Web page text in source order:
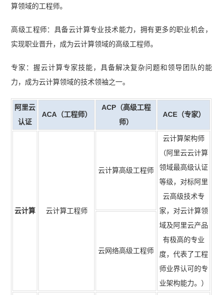
算领域的工程师。
高级工程师：具备云计算专业技术能力，拥有更多的职业机会，
实现职业晋升，成为云计算领域的高级工程师。
专家：握云计算专家技能，具备解决复杂问题和领导团队的能
力，成为云计算领域的技术领袖之一。
阿里云
认证
ACA（工程师）
ACP（高级工程
师）
ACE（专家）
云计算 云计算工程师
云计算高级工程师
云计算架构师
（阿里云云计算
领域最高级认证
等级，对标阿里
云高级技术专
家，对云计算领
域及阿里云产品
有极高的专业
度，代表了工程
师业界认可的专
业架构能力。）
云网络高级工程师